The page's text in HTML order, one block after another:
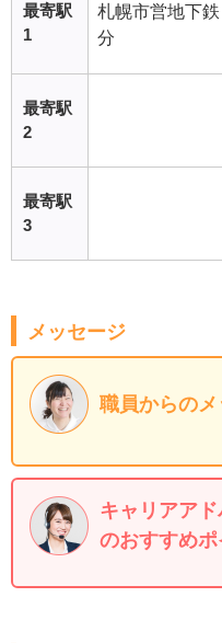
最寄駅
1
札幌市営地下
分
最寄駅
2
最寄駅
3
メッセージ
職員からの
キャリアア
のおすすめポ